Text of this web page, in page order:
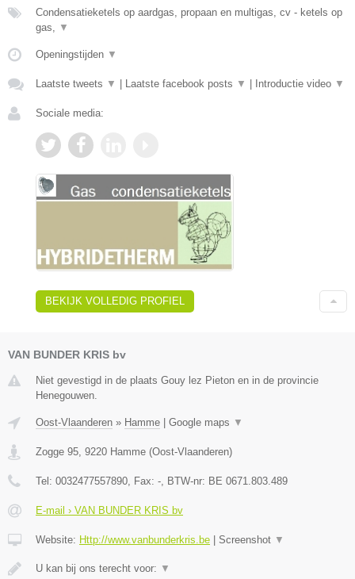
Condensatieketels op aardgas, propaan en multigas, cv - ketels op
gas, ▼
Openingstijden ▼
Laatste tweets ▼ Laatste facebook posts ▼ Introductie video ▼
Sociale media:
BEKIJK VOLLEDIG PROFIEL
VAN BUNDER KRIS bv
Niet gevestigd in de plaats Gouy lez Pieton en in de provincie
Henegouwen.
Oost-Vlaanderen » Hamme Google maps ▼
Zogge 95, 9220 Hamme (Oost-Vlaanderen)
Tel: 0032477557890, Fax: -, BTW-nr: BE 0671.803.489
E-mail › VAN BUNDER KRIS bv
Website: Http://www.vanbunderkris.be Screenshot ▼
U kan bij ons terecht voor: ▼